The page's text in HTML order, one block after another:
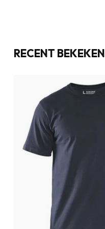
RECENT BEKEKEN